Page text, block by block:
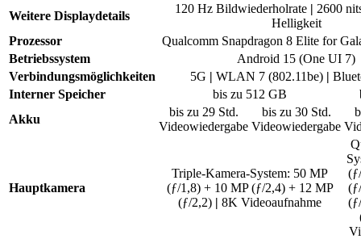
Weitere Displaydetails
120 Hz Bildwiederholrate | 2600
Helligkeit
Prozessor
Qualcomm Snapdragon 8 Elite for
Betriebssystem
Android 15 (One UI 7)
Verbindungsmöglichkeiten
5G | WLAN 7 (802.11be) |
Interner Speicher
bis zu 512 GB
Akku
bis zu 29 Std.
Videowiedergabe
bis zu 30 Std.
Videowiedergabe
Hauptkamera
Triple-Kamera-System: 50 MP
(ƒ/1,8) + 10 MP (ƒ/2,4) + 12 MP
(ƒ/2,2) | 8K Video­aufnahme